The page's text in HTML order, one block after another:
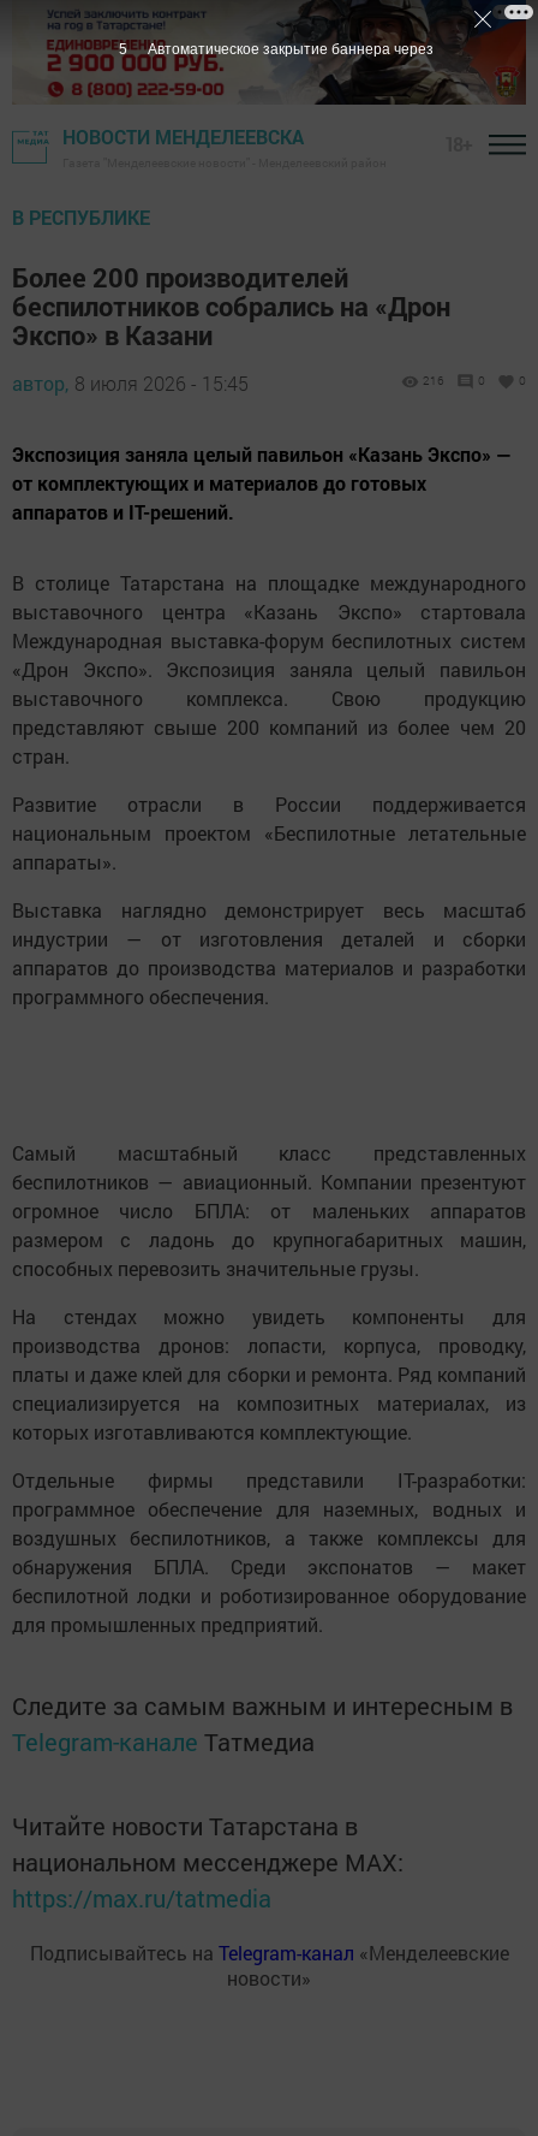
НОВОСТИ МЕНДЕЛЕЕВСКА
В РЕСПУБЛИКЕ
Более 200 производителей
беспилотников собрались на «Дрон
Экспо» в Казани
автор, 8 июля 2026 - 15:45 216 0 0
Экспозиция заняла целый павильон «Казань Экспо» —
от комплектующих и материалов до готовых
аппаратов и IT-решений.
В столице Татарстана на площадке международного
выставочного центра «Казань Экспо» стартовала
Международная выставка-форум беспилотных систем
«Дрон Экспо». Экспозиция заняла целый павильон
выставочного комплекса. Свою продукцию
представляют свыше 200 компаний из более чем 20
стран.
Развитие отрасли в России поддерживается
национальным проектом «Беспилотные летательные
аппараты».
Выставка наглядно демонстрирует весь масштаб
индустрии — от изготовления деталей и сборки
аппаратов до производства материалов и разработки
программного обеспечения.
Самый масштабный класс представленных
беспилотников — авиационный. Компании презентуют
огромное число БПЛА: от маленьких аппаратов
размером с ладонь до крупногабаритных машин,
способных перевозить значительные грузы.
На стендах можно увидеть компоненты для
производства дронов: лопасти, корпуса, проводку,
платы и даже клей для сборки и ремонта. Ряд компаний
специализируется на композитных материалах, из
которых изготавливаются комплектующие.
Отдельные фирмы представили IT-разработки:
программное обеспечение для наземных, водных и
воздушных беспилотников, а также комплексы для
обнаружения БПЛА. Среди экспонатов — макет
беспилотной лодки и роботизированное оборудование
для промышленных предприятий.
Следите за самым важным и интересным в
Telegram-канале Татмедиа
Читайте новости Татарстана в
национальном мессенджере MАХ:
https://max.ru/tatmedia
Подписывайтесь на Telegram-канал «Менделеевские
новости»
4 Автоматическое закрытие баннера через